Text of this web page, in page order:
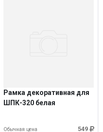
Рамка декоративная для
ШПК-320 белая
549
Обычная цена